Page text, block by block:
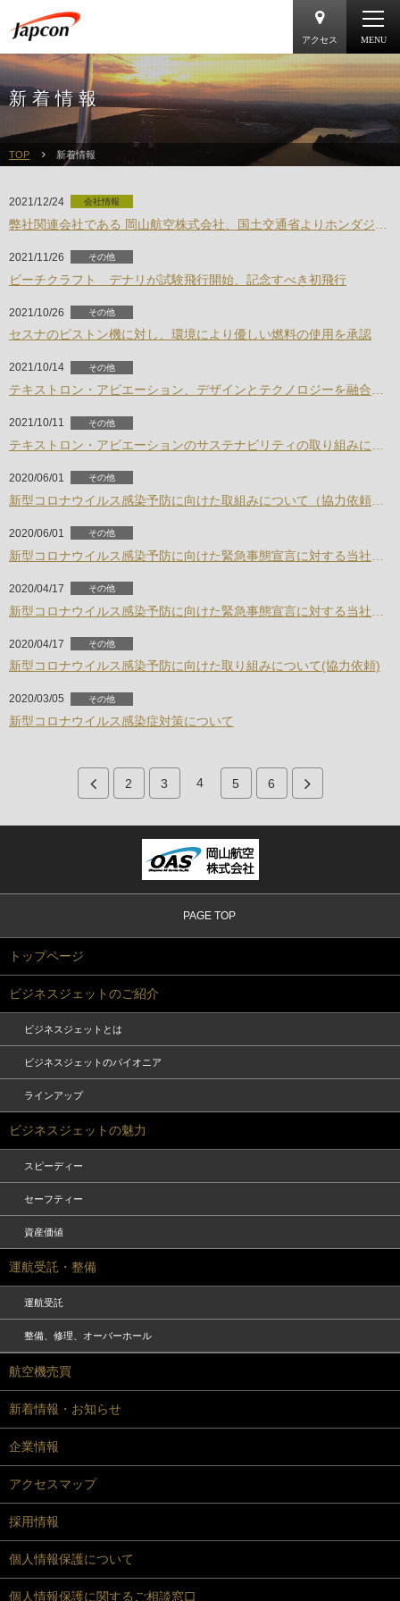
アクセス MENU
TOP 新着情報
2021/12/24 会社情報
2021/11/26 その他
ビーチクラフト デナリが試験飛行開始、記念すべき初飛行
2021/10/26 その他
セスナのピストン機に対し、環境により優しい燃料の使用を承認
2021/10/14 その他
テキストロン・アビエーション、デザインとテクノロジーを融合した「セスナ・サイテーションM2 Gen2」及び「セスナ・サイテー ションXLS Gen2 」を発表
2021/10/11 その他
2020/06/01 その他
2020/06/01 その他
2020/04/17 その他
2020/04/17 その他
新型コロナウイルス感染予防に向けた取り組みについて(協力依頼)
2020/03/05 その他
新型コロナウイルス感染症対策について
2 3 4 5 6
PAGE TOP
トップページ
ビジネスジェットのご紹介
ビジネスジェットとは
ビジネスジェットのパイオニア
ラインアップ
ビジネスジェットの魅力
スピーディー
セーフティー
資産価値
運航受託・整備
運航受託
整備、修理、オーバーホール
航空機売買
新着情報・お知らせ
企業情報
アクセスマップ
採用情報
個人情報保護について
個人情報保護に関するご相談窓口